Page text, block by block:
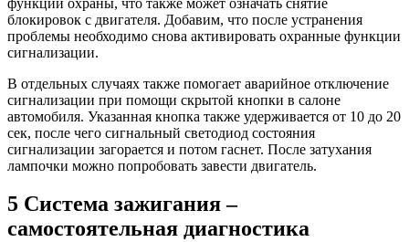
блокировок с двигателя. Добавим, что после устранения
проблемы необходимо снова активировать охранные функции
сигнализации.
В отдельных случаях также помогает аварийное отключение
сигнализации при помощи скрытой кнопки в салоне
автомобиля. Указанная кнопка также удерживается от 10 до 20
сек, после чего сигнальный светодиод состояния
сигнализации загорается и потом гаснет. После затухания
лампочки можно попробовать завести двигатель.
5 Система зажигания –
самостоятельная диагностика